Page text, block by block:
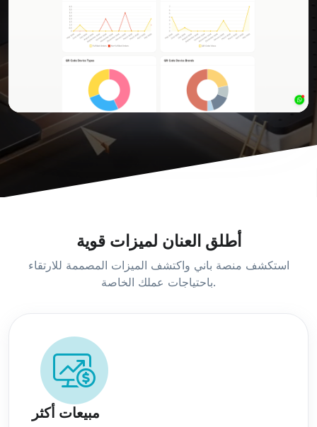
أطلق العنان لميزات قوية
استكشف منصة باني واكتشف الميزات المصممة للارتقاء
باحتياجات عملك الخاصة.
مبيعات أكثر